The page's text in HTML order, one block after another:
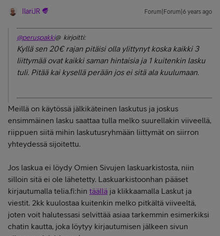
IlariJR Forum|Forum|6 years ago
@peruspakki@ kirjoitti:
Kyllä sen 20€ rajan pitäisi olla ylittynyt koska kaikki 3
liittymää ovat kaikki saman hintaisia ja 1 kuitenkin lasku
tuli. Pitää kai kysellä perään jos ei sitä ala kuulumaan.
Meillä on käytössä jälkikäteinen laskutus ja joskus
ensimmäinen lasku saattaa tulla melko suurellakin viiveellä,
riippuen siitä mihin laskutusryhmään liittymät on siirron
yhteydessä sijoitettu.
Jos laskua ei löydy Omien Sivujen laskuarkistosta, niin
silloin sitä ei ole lähetetty. Laskuarkistoonhan pääset
kirjautumalla telia.fi:hin täällä ja klikkaamalla Laskut ja
viestit. 2kk kuulostaa kuitenkin melko pitkältä viiveeltä,
joten voit halutessasi selvittää asiaa tarkemmin esimerkiksi
chatin kautta, joka löytyy kirjautumisen jälkeen sivun